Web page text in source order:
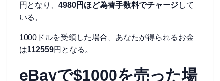
円となり、 4980円ほど為替手数料でチャージして
いる。
1000ドルを受領した場合、あなたが得られるお金
は112559円となる。
eBayで$1000を売った場